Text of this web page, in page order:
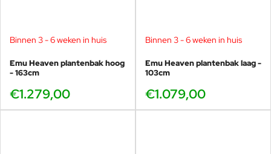
Binnen 3 - 6 weken in huis
Emu Heaven plantenbak hoog
- 163cm
€1.279,00
Binnen 3 - 6 weken in huis
Emu Heaven plantenbak laag -
103cm
€1.079,00